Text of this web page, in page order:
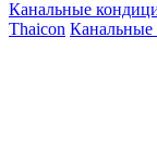
Канальные
Thaicon Канальные